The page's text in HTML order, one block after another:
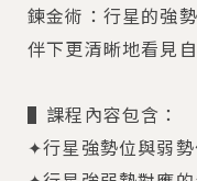
鍊金術：行星的強
伴下更清晰地看見
▌課程內容包含：
✦行星強勢位與弱